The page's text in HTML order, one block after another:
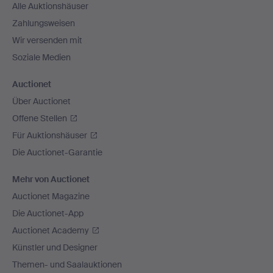
Alle Auktionshäuser
Zahlungsweisen
Wir versenden mit
Soziale Medien
Auctionet
Über Auctionet
Offene Stellen
Für Auktionshäuser
Die Auctionet-Garantie
Mehr von Auctionet
Auctionet Magazine
Die Auctionet-App
Auctionet Academy
Künstler und Designer
Themen- und Saalauktionen